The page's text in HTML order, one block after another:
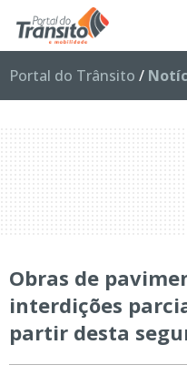
Portal do Trânsito /
Obras de
interdições
partir desta